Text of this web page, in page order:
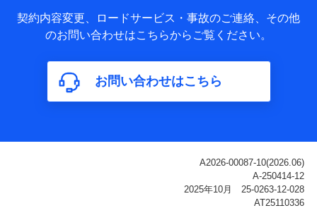
基本情報
氏名、電話番号、メールアドレス、お客さまの識別子、
属性、連絡先、dポイントサービスのご利用に関する情
構成、住所、dポイント残高、dポイント利用履歴などが
含まれます。
利用情報
ご契約状態・ご利用履歴インターネット利用時の行動に
関する情報、アプリケーション利用時の行動に関する情
報、購入されたサービスや商品の名称・購入場所・決済
に関する情報、アンケートの回答に関する情報などが含
契約内容変更、ロードサービス・事故のご連絡、その他
のお問い合わせはこちらからご覧ください。
お問い合わせはこちら